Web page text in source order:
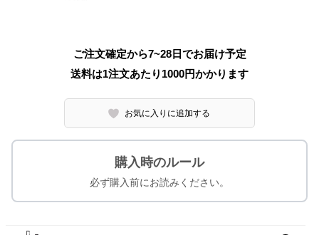
ご注文確定から7~28日でお届け予定
送料は1注文あたり 1000円かかります
お気に入りに追加する
購入時のルール
必ず購入前にお読みください。